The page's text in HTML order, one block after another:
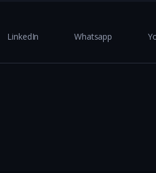
LinkedIn Whatsapp